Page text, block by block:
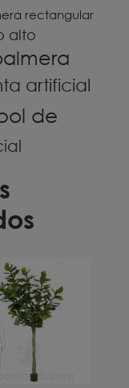
rectangular
alto
artificial
de